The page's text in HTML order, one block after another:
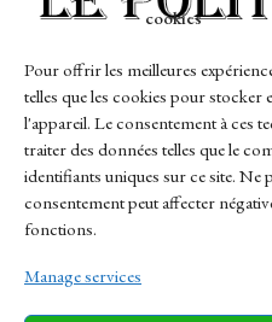
cookies
Pour offrir les meilleures
telles que les cookies pour
l'appareil. Le consentement à ces
traiter des données telles que le
identifiants uniques sur ce site.
consentement peut affecter
fonctions.
Manage services
Links
Contact
Sitemap